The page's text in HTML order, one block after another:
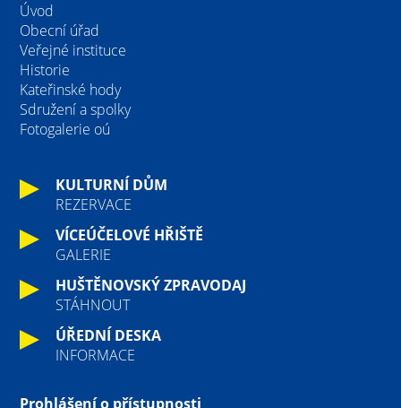
Úvod
Obecní úřad
Veřejné instituce
Historie
Kateřinské hody
Sdružení a spolky
Fotogalerie oú
KULTURNÍ DŮM
REZERVACE
VÍCEÚČELOVÉ HŘIŠTĚ
GALERIE
HUŠTĚNOVSKÝ ZPRAVODAJ
STÁHNOUT
ÚŘEDNÍ DESKA
INFORMACE
Prohlášení o přístupnosti